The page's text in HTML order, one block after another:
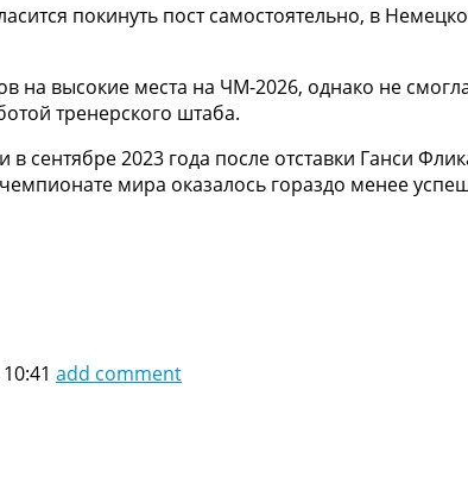
покинуть пост самостоятельно, в
на высокие места на ЧМ-2026, однако не
тренерского штаба.
сентябре 2023 года после отставки Ганси
мира оказалось гораздо менее
add comment